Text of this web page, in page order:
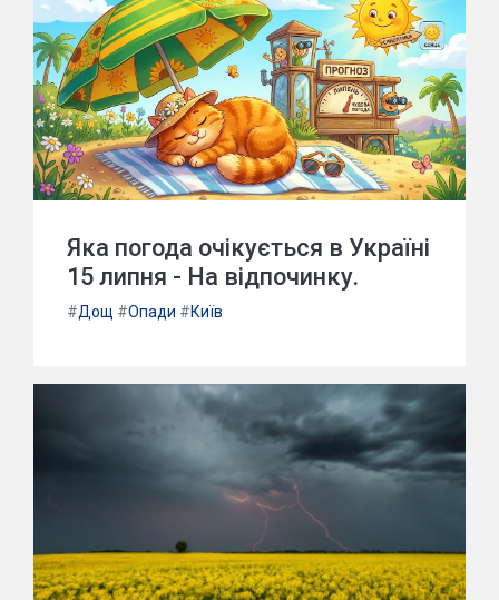
Яка погода очікується в Україні
15 липня - На відпочинку.
#Дощ #Опади #Київ